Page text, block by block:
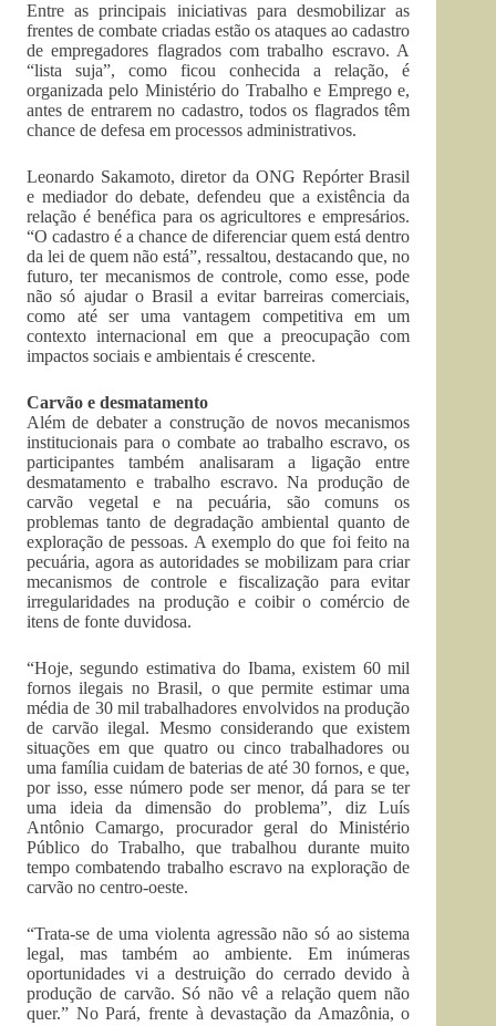
Entre as principais iniciativas para desmobilizar as
frentes de combate criadas estão os ataques ao cadastro
de empregadores flagrados com trabalho escravo. A
“lista suja”, como ficou conhecida a relação, é
organizada pelo Ministério do Trabalho e Emprego e,
antes de entrarem no cadastro, todos os flagrados têm
chance de defesa em processos administrativos.
Leonardo Sakamoto, diretor da ONG Repórter Brasil
e mediador do debate, defendeu que a existência da
relação é benéfica para os agricultores e empresários.
“O cadastro é a chance de diferenciar quem está dentro
da lei de quem não está”, ressaltou, destacando que, no
futuro, ter mecanismos de controle, como esse, pode
não só ajudar o Brasil a evitar barreiras comerciais,
como até ser uma vantagem competitiva em um
contexto internacional em que a preocupação com
impactos sociais e ambientais é crescente.
Carvão e desmatamento
Além de debater a construção de novos mecanismos
institucionais para o combate ao trabalho escravo, os
participantes também analisaram a ligação entre
desmatamento e trabalho escravo. Na produção de
carvão vegetal e na pecuária, são comuns os
problemas tanto de degradação ambiental quanto de
exploração de pessoas. A exemplo do que foi feito na
pecuária, agora as autoridades se mobilizam para criar
mecanismos de controle e fiscalização para evitar
irregularidades na produção e coibir o comércio de
itens de fonte duvidosa.
“Hoje, segundo estimativa do Ibama, existem 60 mil
fornos ilegais no Brasil, o que permite estimar uma
média de 30 mil trabalhadores envolvidos na produção
de carvão ilegal. Mesmo considerando que existem
situações em que quatro ou cinco trabalhadores ou
uma família cuidam de baterias de até 30 fornos, e que,
por isso, esse número pode ser menor, dá para se ter
uma ideia da dimensão do problema”, diz Luís
Antônio Camargo, procurador geral do Ministério
Público do Trabalho, que trabalhou durante muito
tempo combatendo trabalho escravo na exploração de
carvão no centro-oeste.
“Trata-se de uma violenta agressão não só ao sistema
legal, mas também ao ambiente. Em inúmeras
oportunidades vi a destruição do cerrado devido à
produção de carvão. Só não vê a relação quem não
quer.” No Pará, frente à devastação da Amazônia, o